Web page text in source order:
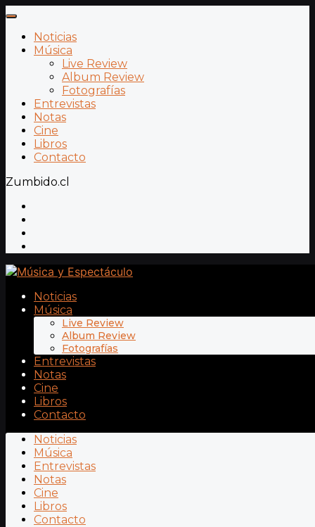
Noticias
Música
Live Review
Album Review
Fotografías
Entrevistas
Notas
Cine
Libros
Contacto
Zumbido.cl
Noticias
Música
Live Review
Album Review
Fotografías
Entrevistas
Notas
Cine
Libros
Contacto
Noticias
Música
Entrevistas
Notas
Cine
Libros
Contacto